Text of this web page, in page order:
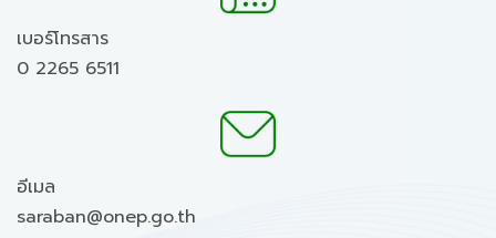
เบอร์โทรสาร
0 2265 6511
อีเมล
saraban@onep.go.th